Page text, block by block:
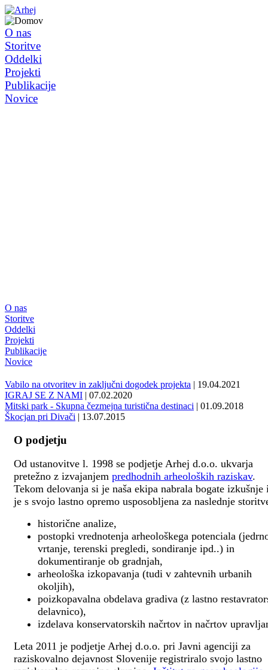
O nas
Storitve
Oddelki
Projekti
Publikacije
Novice
O nas
Storitve
Oddelki
Projekti
Publikacije
Novice
Vabilo na otvoritev in zaključni dogodek projekta | 19.04.2021
IGRAJ SE Z NAMI | 07.02.2020
Mitski park - Skupna čezmejna turistična destinaci | 01.09.2018
Škocjan pri Divači | 13.07.2015
O podjetju
Od ustanovitve l. 1998 se podjetje Arhej d.o.o. ukvarja
pretežno z izvajanjem predhodnih arheoloških raziskav.
Tekom delovanja si je naša ekipa nabrala bogate izkušnje
je s svojo lastno opremo usposobljena za naslednje
historične analize,
postopki vrednotenja arheološkega potenciala
vrtanje, terenski pregledi, sondiranje ipd..) in
dokumentiranje ob gradnjah,
arheološka izkopavanja (tudi v zahtevnih urbanih
okoljih),
poizkopavalna obdelava gradiva (z lastno
delavnico),
izdelava konservatorskih načrtov in načrtov
Leta 2011 je podjetje Arhej d.o.o. pri Javni agenciji za
raziskovalno dejavnost Slovenije registriralo svojo lastno